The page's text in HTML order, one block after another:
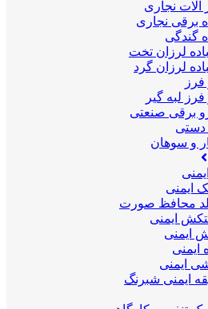
آلات نجاری
برقی نجاری
گندگی
لرزان تخت
لرزان گرد
فرز
فرز لبه گیر
برقی صنعتی
دستی
و سوهان
ایمنی
محافظ صورت
ایمنی
ایمنی
ایمنی
ایمنی
ایمنی شبرنگ